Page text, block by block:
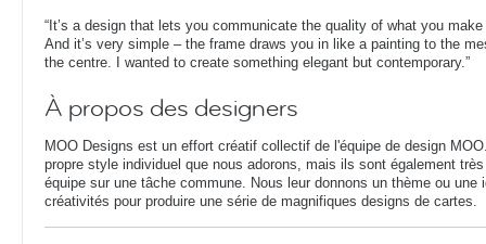
“It’s a design that lets you communicate the quality of what you
And it’s very simple – the frame draws you in like a painting to the
the centre. I wanted to create something elegant but contemporary.”
À propos des designers
MOO Designs est un effort créatif collectif de l'équipe de design
propre style individuel que nous adorons, mais ils sont également
équipe sur une tâche commune. Nous leur donnons un thème ou une
créativités pour produire une série de magnifiques designs de cartes.